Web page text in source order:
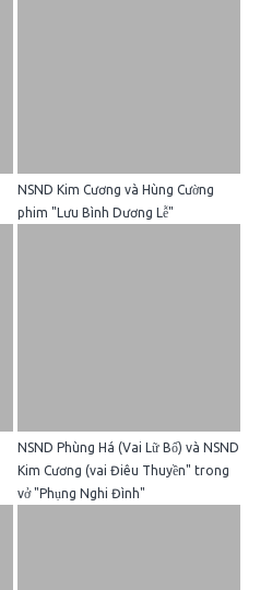
NSND Kim Cương và Hùng Cường
phim "Lưu Bình Dương Lễ"
NSND Phùng Há (Vai Lữ Bố) và NSND
Kim Cương (vai Điêu Thuyền" trong
vở "Phụng Nghi Đình"